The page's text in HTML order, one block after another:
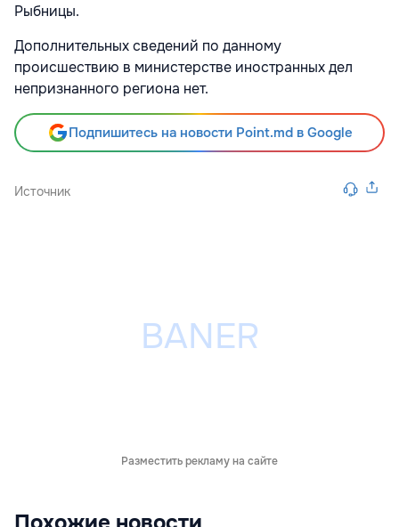
Рыбницы.
Дополнительных сведений по данному
происшествию в министерстве иностранных дел
непризнанного региона нет.
Подпишитесь на новости Point.md в Google
Источник
Разместить рекламу на сайте